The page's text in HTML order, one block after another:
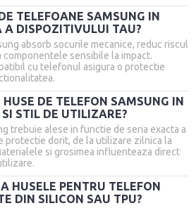
TELEFOANE SAMSUNG IN
A DISPOZITIVULUI TAU?
absorb socurile mecanice, reduc riscul
sensibile la impact.
cu telefonul asigura o protectie
DE TELEFON SAMSUNG IN
STIL DE UTILIZARE?
trebuie alese in functie de seria exacta a
protectie dorit, de la utilizare zilnica la
si grosimea influenteaza direct
HUSELE PENTRU TELEFON
DIN SILICON SAU TPU?